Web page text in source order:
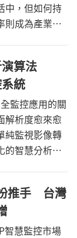
中，但如何持
則成為產業界
確保指紋辨
演算法
統
監控應用的關
解析度愈來愈
純監視影像轉
的智慧分析，
元件。
推手 台灣
智慧監控市場